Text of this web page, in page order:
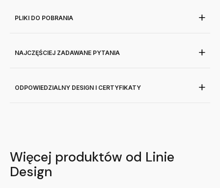
PLIKI DO POBRANIA
NAJCZĘŚCIEJ ZADAWANE PYTANIA
ODPOWIEDZIALNY DESIGN I CERTYFIKATY
Więcej produktów od Linie
Design